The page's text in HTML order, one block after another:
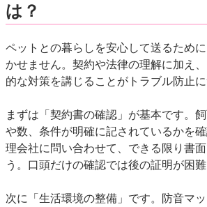
は？
ペットとの暮らしを安心して送るため
かせません。契約や法律の理解に加え
的な対策を講じることがトラブル防止に
まずは「契約書の確認」が基本です。
や数、条件が明確に記されているかを
理会社に問い合わせて、できる限り書
う。口頭だけの確認では後の証明が困難
次に「生活環境の整備」です。防音マ